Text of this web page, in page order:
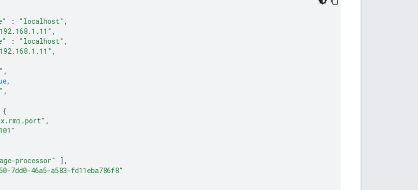
: "localhost" ,
,
: "localhost" ,
,
,
,
,
{
,
processor"
],
7dd0-46a5-a583-fd11eba786f8"